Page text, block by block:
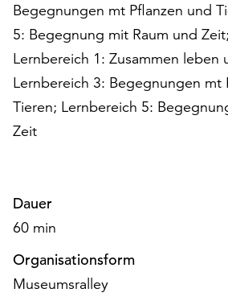
die
Schaltfläche
„Cookie-
Einstellungen“
zur
Verfügung.
Funktionale
ohne
Ihr
Einverständnis
weiterhin
ausgeführt.
Begegnungen mt Pflanzen und
5: Begegnung mit Raum und
Lernbereich 1: Zusammen leben
Lernbereich 3: Begegnungen mt
Tieren; Lernbereich 5:
Zeit
Dauer
60 min
Organisationsform
Museumsralley